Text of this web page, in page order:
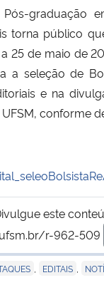
Regional
e dos Direitos
graduação
torna público
25 de maio de
a seleção de
e na
conforme
este
r-962-509
EDITAIS